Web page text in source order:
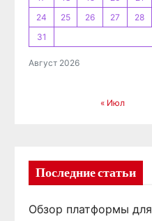
Август 2026
24
25 26 27 28
31
« Июл
Последние статьи
Обзор платформы для